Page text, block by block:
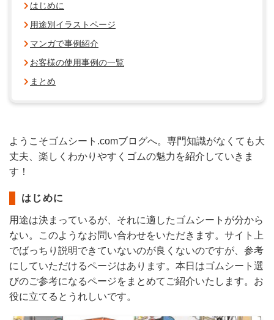
はじめに
用途別イラストページ
マンガで事例紹介
お客様の使用事例の一覧
まとめ
ようこそゴムシート.comブログへ。専門知識がなくても大
丈夫、楽しくわかりやすくゴムの魅力を紹介していきま
す！
はじめに
用途は決まっているが、それに適したゴムシートが分から
ない。このようなお問い合わせをいただきます。サイト上
でばっちり説明できていないのが良くないのですが、参考
にしていただけるページはあります。本日はゴムシート選
びのご参考になるページをまとめてご紹介いたします。お
役に立てるとうれしいです。